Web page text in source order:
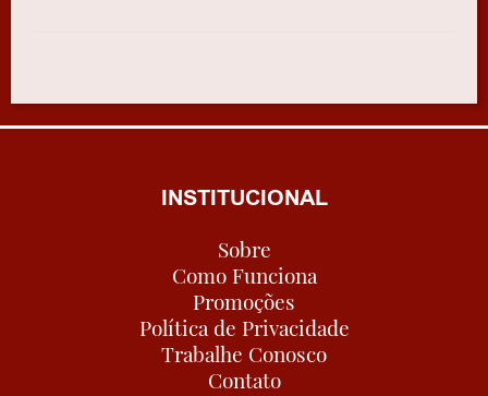
INSTITUCIONAL
Sobre
Como Funciona
Promoções
Política de Privacidade
Trabalhe Conosco
Contato